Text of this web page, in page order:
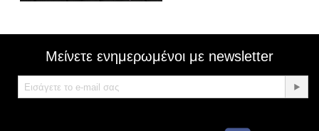
Μείνετε ενημερωμένοι με newsletter